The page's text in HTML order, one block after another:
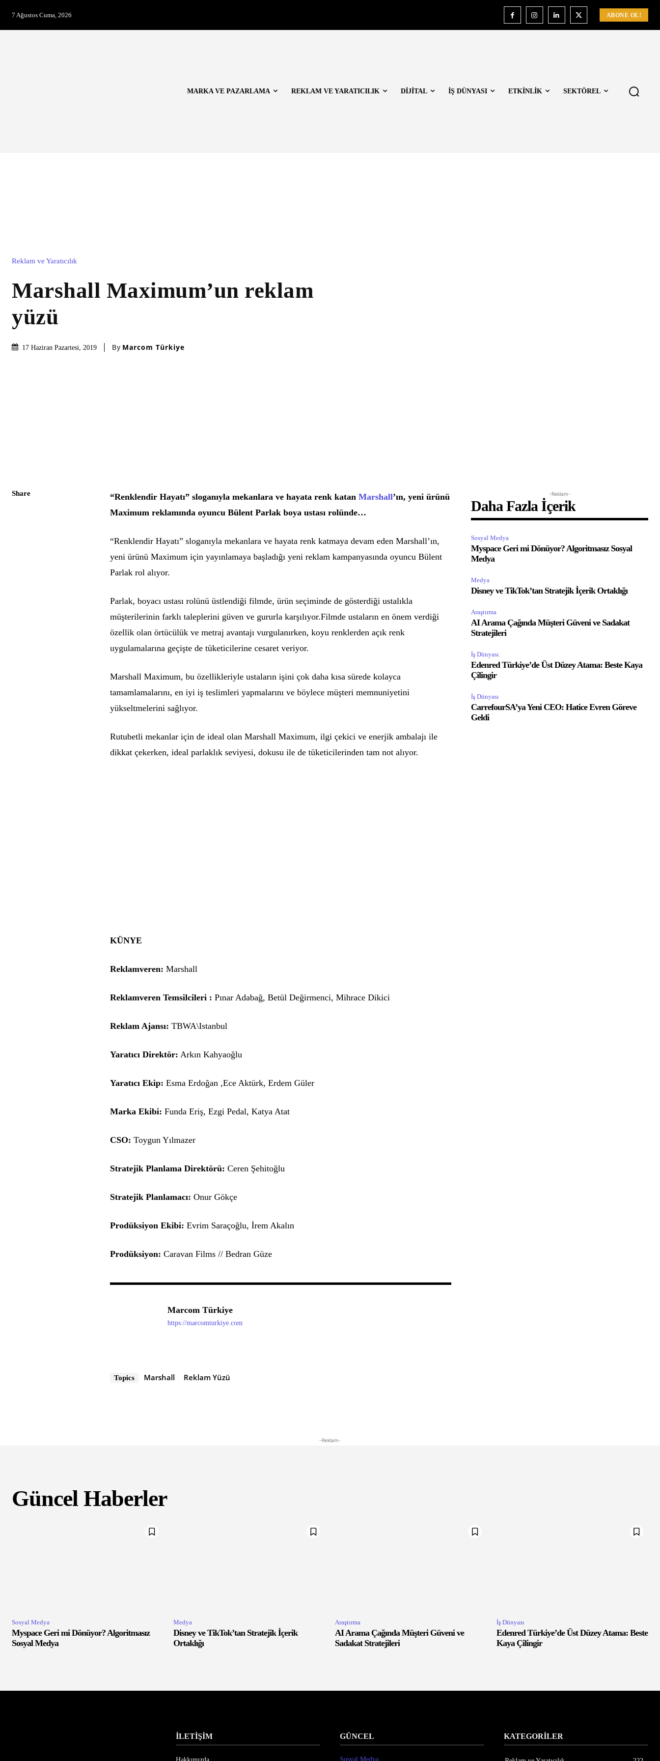
7 Ağustos Cuma, 2026 ABONE OL!
MARKA VE PAZARLAMA REKLAM VE YARATICILIK DİJİTAL İŞ DÜNYASI ETKİNLİK SEKTÖREL
Reklam ve Yaratıcılık
Marshall Maximum’un reklam
yüzü
17 Haziran Pazartesi, 2019 By Marcom Türkiye
Share “Renklendir Hayatı” sloganıyla mekanlara ve hayata renk katanMarshall’ın, yeni ürünü
Maximum reklamında oyuncu Bülent Parlak boya ustası rolünde…
“Renklendir Hayatı” sloganıyla mekanlara ve hayata renk katmaya devam eden Marshall’ın,
yeni ürünü Maximum için yayınlamaya başladığı yeni reklam kampanyasında oyuncu Bülent
Parlak rol alıyor.
Parlak, boyacı ustası rolünü üstlendiği filmde, ürün seçiminde de gösterdiği ustalıkla
müşterilerinin farklı taleplerini güven ve gururla karşılıyor.Filmde ustaların en önem verdiği
özellik olan örtücülük ve metraj avantajı vurgulanırken, koyu renklerden açık renk
uygulamalarına geçişte de tüketicilerine cesaret veriyor.
Marshall Maximum, bu özellikleriyle ustaların işini çok daha kısa sürede kolayca
tamamlamalarını, en iyi iş teslimleri yapmalarını ve böylece müşteri memnuniyetini
yükseltmelerini sağlıyor.
Rutubetli mekanlar için de ideal olan Marshall Maximum, ilgi çekici ve enerjik ambalajı ile
dikkat çekerken, ideal parlaklık seviyesi, dokusu ile de tüketicilerinden tam not alıyor.
KÜNYE
Reklamveren: Marshall
Reklamveren Temsilcileri : Pınar Adabağ, Betül Değirmenci, Mihrace Dikici
Reklam Ajansı: TBWA\Istanbul
Yaratıcı Direktör: Arkın Kahyaoğlu
Yaratıcı Ekip: Esma Erdoğan ,Ece Aktürk, Erdem Güler
Marka Ekibi: Funda Eriş, Ezgi Pedal, Katya Atat
CSO: Toygun Yılmazer
Stratejik Planlama Direktörü: Ceren Şehitoğlu
Stratejik Planlamacı: Onur Gökçe
Prodüksiyon Ekibi: Evrim Saraçoğlu, İrem Akalın
Prodüksiyon: Caravan Films // Bedran Güze
Marcom Türkiye
https://marcomturkiye.com
Topics Marshall Reklam Yüzü
-Reklam-
Daha Fazla İçerik
Sosyal Medya
Myspace Geri mi Dönüyor? Algoritmasız Sosyal
Medya
Medya
Disney ve TikTok’tan Stratejik İçerik Ortaklığı
Araştırma
AI Arama Çağında Müşteri Güveni ve Sadakat
Stratejileri
İş Dünyası
Edenred Türkiye’de Üst Düzey Atama: Beste Kaya
Çilingir
İş Dünyası
CarrefourSA’ya Yeni CEO: Hatice Evren Göreve
Geldi
-Reklam-
Güncel Haberler
Sosyal Medya
Myspace Geri mi Dönüyor? Algoritmasız
Sosyal Medya
Medya
Disney ve TikTok’tan Stratejik İçerik
Ortaklığı
Araştırma
AI Arama Çağında Müşteri Güveni ve
Sadakat Stratejileri
İş Dünyası
Edenred Türkiye’de Üst Düzey Atama: Beste
Kaya Çilingir
İLETİŞİM GÜNCEL
Sosyal Medya
KATEGORİLER